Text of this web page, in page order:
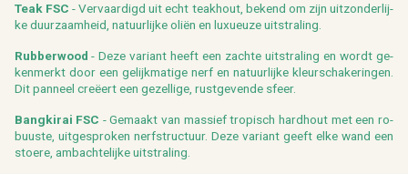
Teak FSC - Ver­vaar­digd uit echt teak­hout, be­kend om zijn uit­zon­der­lij­
ke duur­zaam­heid, na­tuur­lij­ke oliën en luxu­eu­ze uit­stra­ling.
Rub­ber­wood - Deze va­ri­ant heeft een zach­te uit­stra­ling en wordt ge­
ken­merkt door een ge­lijk­ma­ti­ge nerf en na­tuur­lij­ke kleur­scha­ke­rin­gen.
Dit pan­neel creëert een ge­zel­li­ge, rust­ge­ven­de sfeer.
Bang­ki­rai FSC - Ge­maakt van mas­sief tro­pisch hard­hout met een ro­
buus­te, uit­ge­spro­ken nerf­struc­tuur. Deze va­ri­ant geeft elke wand een
stoe­re, am­bach­te­lij­ke uit­stra­ling.